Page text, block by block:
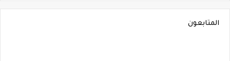
المتابعون